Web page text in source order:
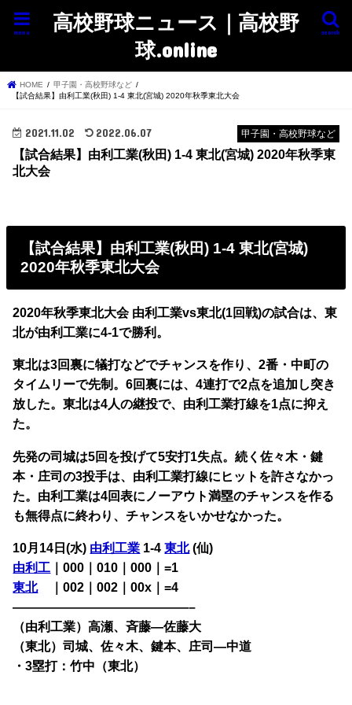
高校野球ニュース｜高校野
球.online
search
menu
HOME
甲子園・高校野球など
【試合結果】由利工業(秋田) 1-4 東北(宮城) 2020年秋季東北大会
甲子園・高校野球など
2021.11.02 2022.06.07
【試合結果】由利工業(秋田) 1-4 東北(宮城) 2020年秋季東
北大会
【試合結果】由利工業(秋田) 1-4 東北(宮城)
2020年秋季東北大会
2020年秋季東北大会 由利工業vs東北(1回戦)の試合は、東
北が由利工業に4-1で勝利。
東北は3回裏に犠打などでチャンスを作り、2番・中町の
タイムリーで先制。6回裏には、4連打で2点を追加し突き
放した。東北は4人の継投で、由利工業打線を1点に抑え
た。
先発の司城は5回を投げて5安打1失点。続く佐々木・鍵
本・庄司の3投手は、由利工業打線にヒットを許さなかっ
た。由利工業は4回表にノーアウト満塁のチャンスを作る
も無得点に終わり、チャンスをいかせなかった。
10月14日(水) 由利工業 1-4東北(仙)
由利工 ｜000｜010｜000｜=1
東北・
｜002｜002｜00x｜=4
——————————————–
（由利工業）高瀬、斉藤―佐藤大
（東北）司城、佐々木、鍵本、庄司―中道
・3塁打：竹中（東北）